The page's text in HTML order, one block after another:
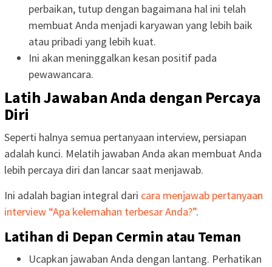
perbaikan, tutup dengan bagaimana hal ini telah
membuat Anda menjadi karyawan yang lebih baik
atau pribadi yang lebih kuat.
Ini akan meninggalkan kesan positif pada
pewawancara.
Latih Jawaban Anda dengan Percaya
Diri
Seperti halnya semua pertanyaan interview, persiapan
adalah kunci. Melatih jawaban Anda akan membuat Anda
lebih percaya diri dan lancar saat menjawab.
Ini adalah bagian integral dari cara menjawab pertanyaan
interview “Apa kelemahan terbesar Anda?”.
Latihan di Depan Cermin atau Teman
Ucapkan jawaban Anda dengan lantang. Perhatikan